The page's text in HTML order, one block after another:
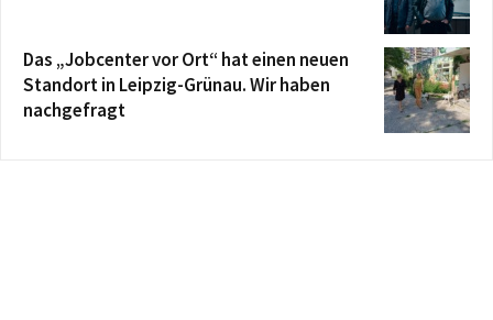
Das „Jobcenter vor Ort“ hat einen neuen
Standort in Leipzig-Grünau. Wir haben
nachgefragt